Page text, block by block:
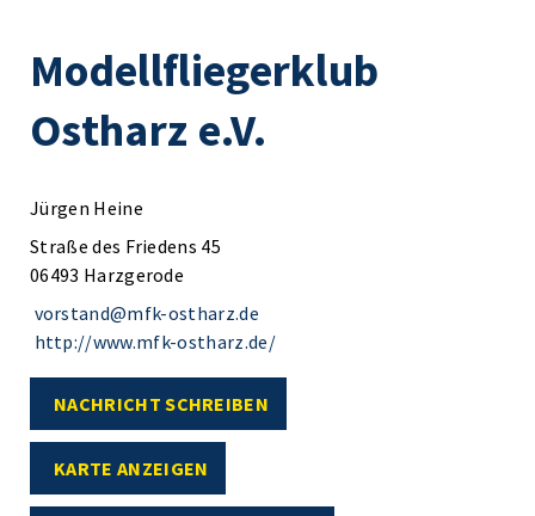
Modellfliegerklub
Ostharz e.V.
Jürgen Heine
Straße des Friedens 45
06493 Harzgerode
vorstand@mfk-ostharz.de
http://www.mfk-ostharz.de/
NACHRICHT SCHREIBEN
KARTE ANZEIGEN